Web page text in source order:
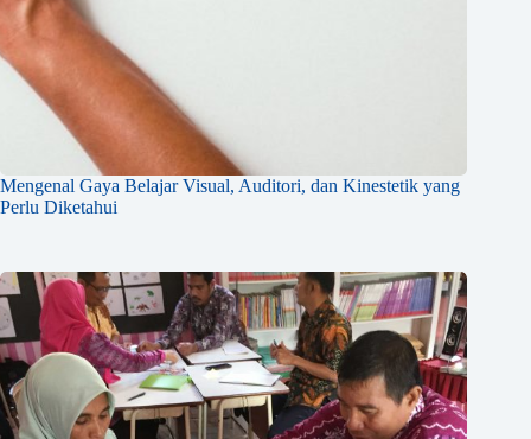
Mengenal Gaya Belajar Visual, Auditori, dan Kinestetik yang
Perlu Diketahui